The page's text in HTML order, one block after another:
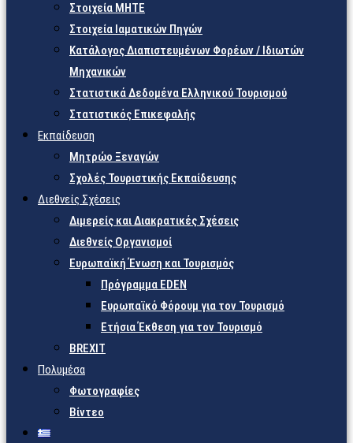
Στοιχεία ΜΗΤΕ
Στοιχεία Ιαματικών Πηγών
Κατάλογος Διαπιστευμένων Φορέων / Ιδιωτών
Μηχανικών
Στατιστικά Δεδομένα Ελληνικού Τουρισμού
Στατιστικός Επικεφαλής
Εκπαίδευση
Μητρώο Ξεναγών
Σχολές Τουριστικής Εκπαίδευσης
Διεθνείς Σχέσεις
Διμερείς και Διακρατικές Σχέσεις
Διεθνείς Οργανισμοί
Ευρωπαϊκή Ένωση και Τουρισμός
Πρόγραμμα EDEN
Ευρωπαϊκό Φόρουμ για τον Τουρισμό
Ετήσια Έκθεση για τον Τουρισμό
BREXIT
Πολυμέσα
Φωτογραφίες
Βίντεο